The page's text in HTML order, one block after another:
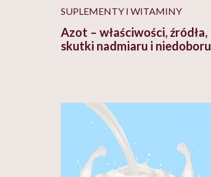
SUPLEMENTY I WITAMINY
Azot – właściwości, źródła,
skutki nadmiaru i niedoboru